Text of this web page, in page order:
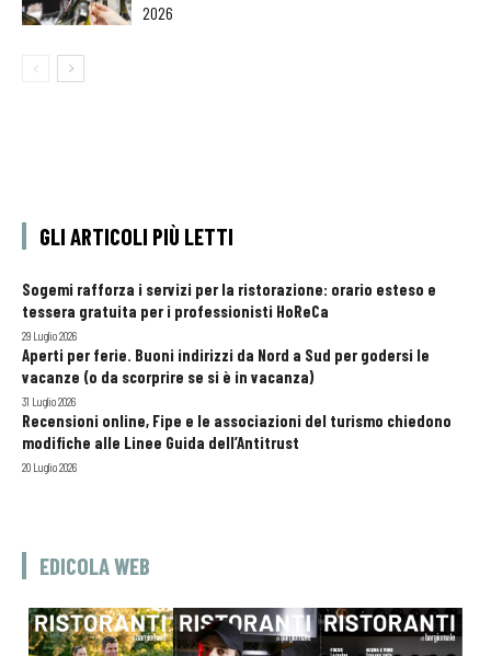
2026
GLI ARTICOLI PIÙ LETTI
Sogemi rafforza i servizi per la ristorazione: orario esteso e
tessera gratuita per i professionisti HoReCa
29 Luglio 2026
Aperti per ferie. Buoni indirizzi da Nord a Sud per godersi le
vacanze (o da scorprire se si è in vacanza)
31 Luglio 2026
Recensioni online, Fipe e le associazioni del turismo chiedono
modifiche alle Linee Guida dell’Antitrust
20 Luglio 2026
EDICOLA WEB